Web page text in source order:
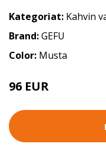
Kategoriat: Kahvin
Brand:GEFU
Color: Musta
96 EUR